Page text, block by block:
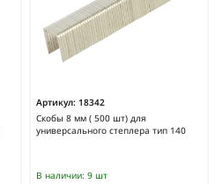
Артикул: 18342
Скобы 8 мм ( 500 шт) для
универсального степлера тип 140
В наличии: 9 шт